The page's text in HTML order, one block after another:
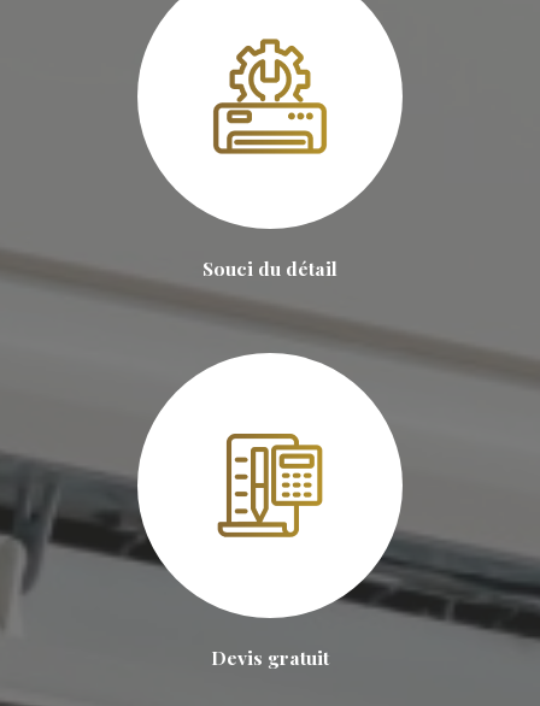
Souci du détail
Devis gratuit